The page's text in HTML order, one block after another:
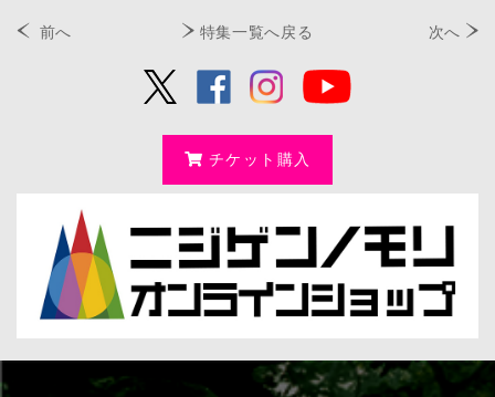
前へ 特集一覧へ戻る 次へ
チケット購入